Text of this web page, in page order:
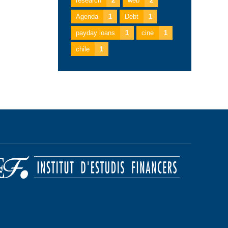
Agenda 1 Debt 1
payday loans 1 cine 1
chile 1